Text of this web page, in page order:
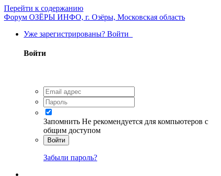
Перейти к содержанию
Форум ОЗЁРЫ ИНФО, г. Озёры, Московская область
Уже зарегистрированы? Войти
Войти
Запомнить Не рекомендуется для компьютеров с
общим доступом
Войти
Забыли пароль?